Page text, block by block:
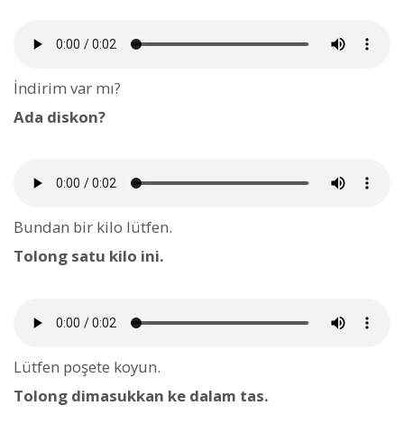
İndirim var mı?
Ada diskon?
Bundan bir kilo lütfen.
Tolong satu kilo ini.
Lütfen poşete koyun.
Tolong dimasukkan ke dalam tas.